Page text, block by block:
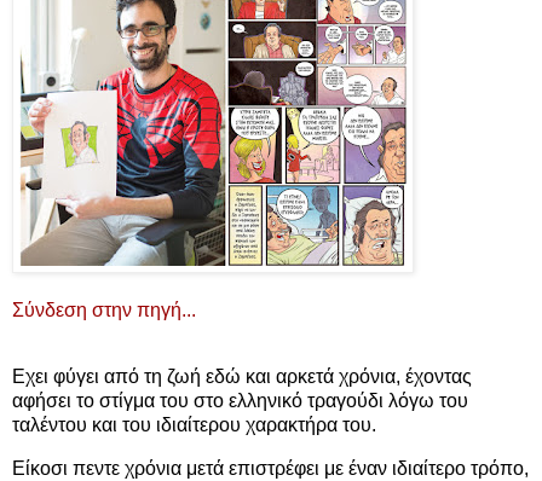
Σύνδεση στην πηγή...
Εχει φύγει από τη ζωή εδώ και αρκετά χρόνια, έχοντας
αφήσει το στίγμα του στο ελληνικό τραγούδι λόγω του
ταλέντου και του ιδιαίτερου χαρακτήρα του.
Είκοσι πεντε χρόνια μετά επιστρέφει με έναν ιδιαίτερο τρόπο,